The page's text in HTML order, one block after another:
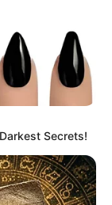
Secrets!